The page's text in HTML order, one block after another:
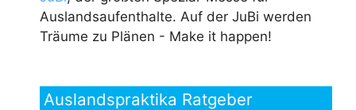
Auslandsaufenthalte. Auf der JuBi werden
Träume zu Plänen - Make it happen!
Auslandspraktika Ratgeber